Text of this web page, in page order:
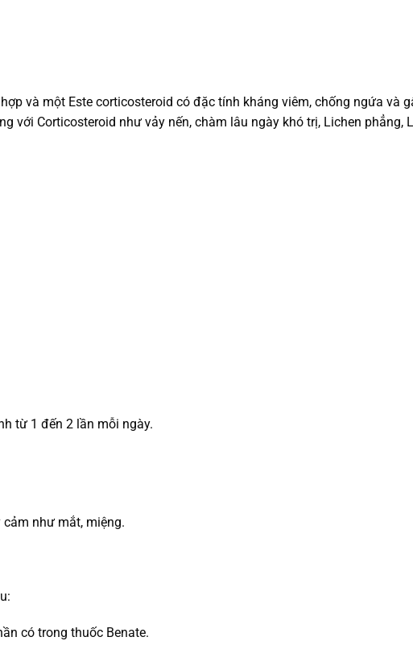
và một Este corticosteroid có đặc tính kháng viêm, chống ngứa và
với Corticosteroid như vảy nến, chàm lâu ngày khó trị, Lichen phẳng,
từ 1 đến 2 lần mỗi ngày.
như mắt, miệng.
có trong thuốc Benate.